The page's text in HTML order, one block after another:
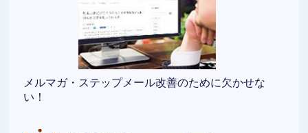
メルマガ・ステップメール改善のために欠かせな
い！